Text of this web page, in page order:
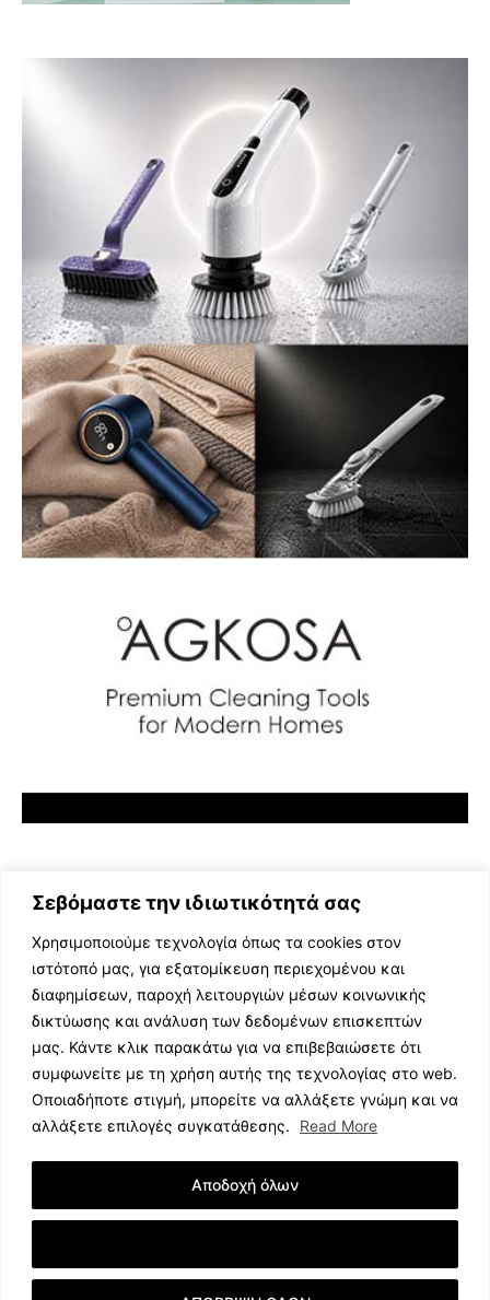
Σεβόμαστε την ιδιωτικότητά σας
Χρησιμοποιούμε τεχνολογία όπως τα cookies στον
ιστότοπό μας, για εξατομίκευση περιεχομένου και
διαφημίσεων, παροχή λειτουργιών μέσων κοινωνικής
δικτύωσης και ανάλυση των δεδομένων επισκεπτών
μας. Κάντε κλικ παρακάτω για να επιβεβαιώσετε ότι
συμφωνείτε με τη χρήση αυτής της τεχνολογίας στο web.
Οποιαδήποτε στιγμή, μπορείτε να αλλάξετε γνώμη και να
αλλάξετε επιλογές συγκατάθεσης.
Read More
Αποδοχή όλων
ΕΛΛΗΝΙΚΗ ΜΟΥΣΙΚΗ
TV SHOWS
EVENTS
ΘΕΑΤΡΟ
ΔΙΑΓΩΝΙΣΜΟΙ
STOA CULTURA
ΣΥΝΕΝΤΕΥΞΕΙΣ